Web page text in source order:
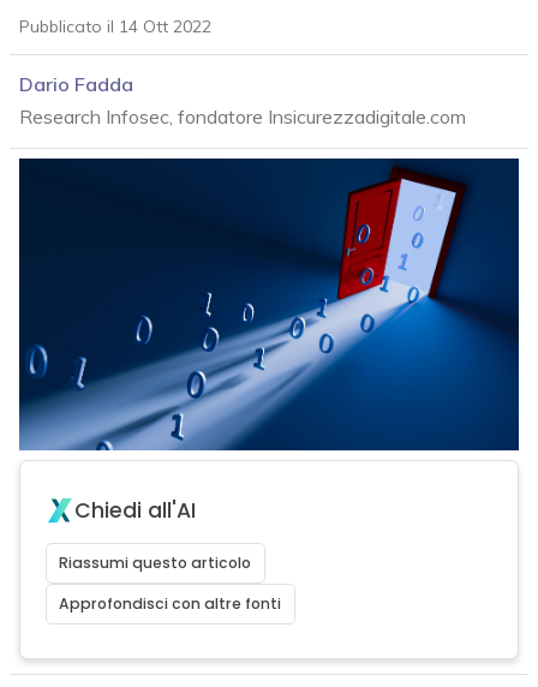
Pubblicato il 14 Ott 2022
Dario Fadda
Research Infosec, fondatore Insicurezzadigitale.com
Chiedi all'AI
Riassumi questo articolo
Approfondisci con altre fonti